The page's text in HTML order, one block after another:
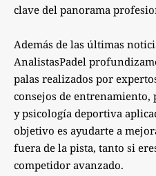
clave del panorama
Además de las últimas
AnalistasPadel
palas realizados por
consejos de
y psicología deportiva
objetivo es ayudarte a
fuera de la pista, tanto si
competidor avanzado.